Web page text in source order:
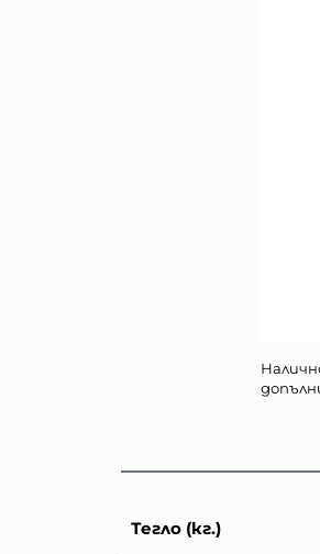
Тегло (кг.)